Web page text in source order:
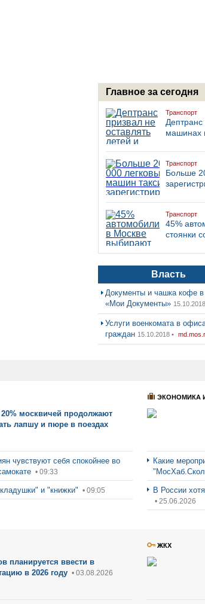
Главное за сегодня
Транспорт
Дептранс
машинах
Транспорт
Больше
Транспорт
45%
стоянки
Власть
Документы и чашка кофе в
«Мои Документы»
Услуги военкомата в
граждан 15.10.2018 •
москвичей продолжают
лапшу и пюре в поездах
чувствуют себя спокойнее во
• 09:33
и "книжки" • 09:05
ЭКОНОМИКА
Какие
В России
• 25.06.2026
планируется ввести в
в 2026 году • 03.08.2026
ЖКХ